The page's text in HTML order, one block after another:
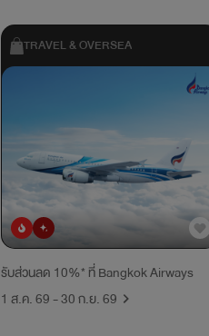
TRAVEL & OVERSEA
ยอดนิยมมาใหม่
รับส่วนลด 10%* ที่ Bangkok Airways
1 ส.ค. 69 - 30 ก.ย. 69